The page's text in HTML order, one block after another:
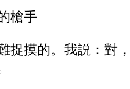
槍手
摸的。我説：對